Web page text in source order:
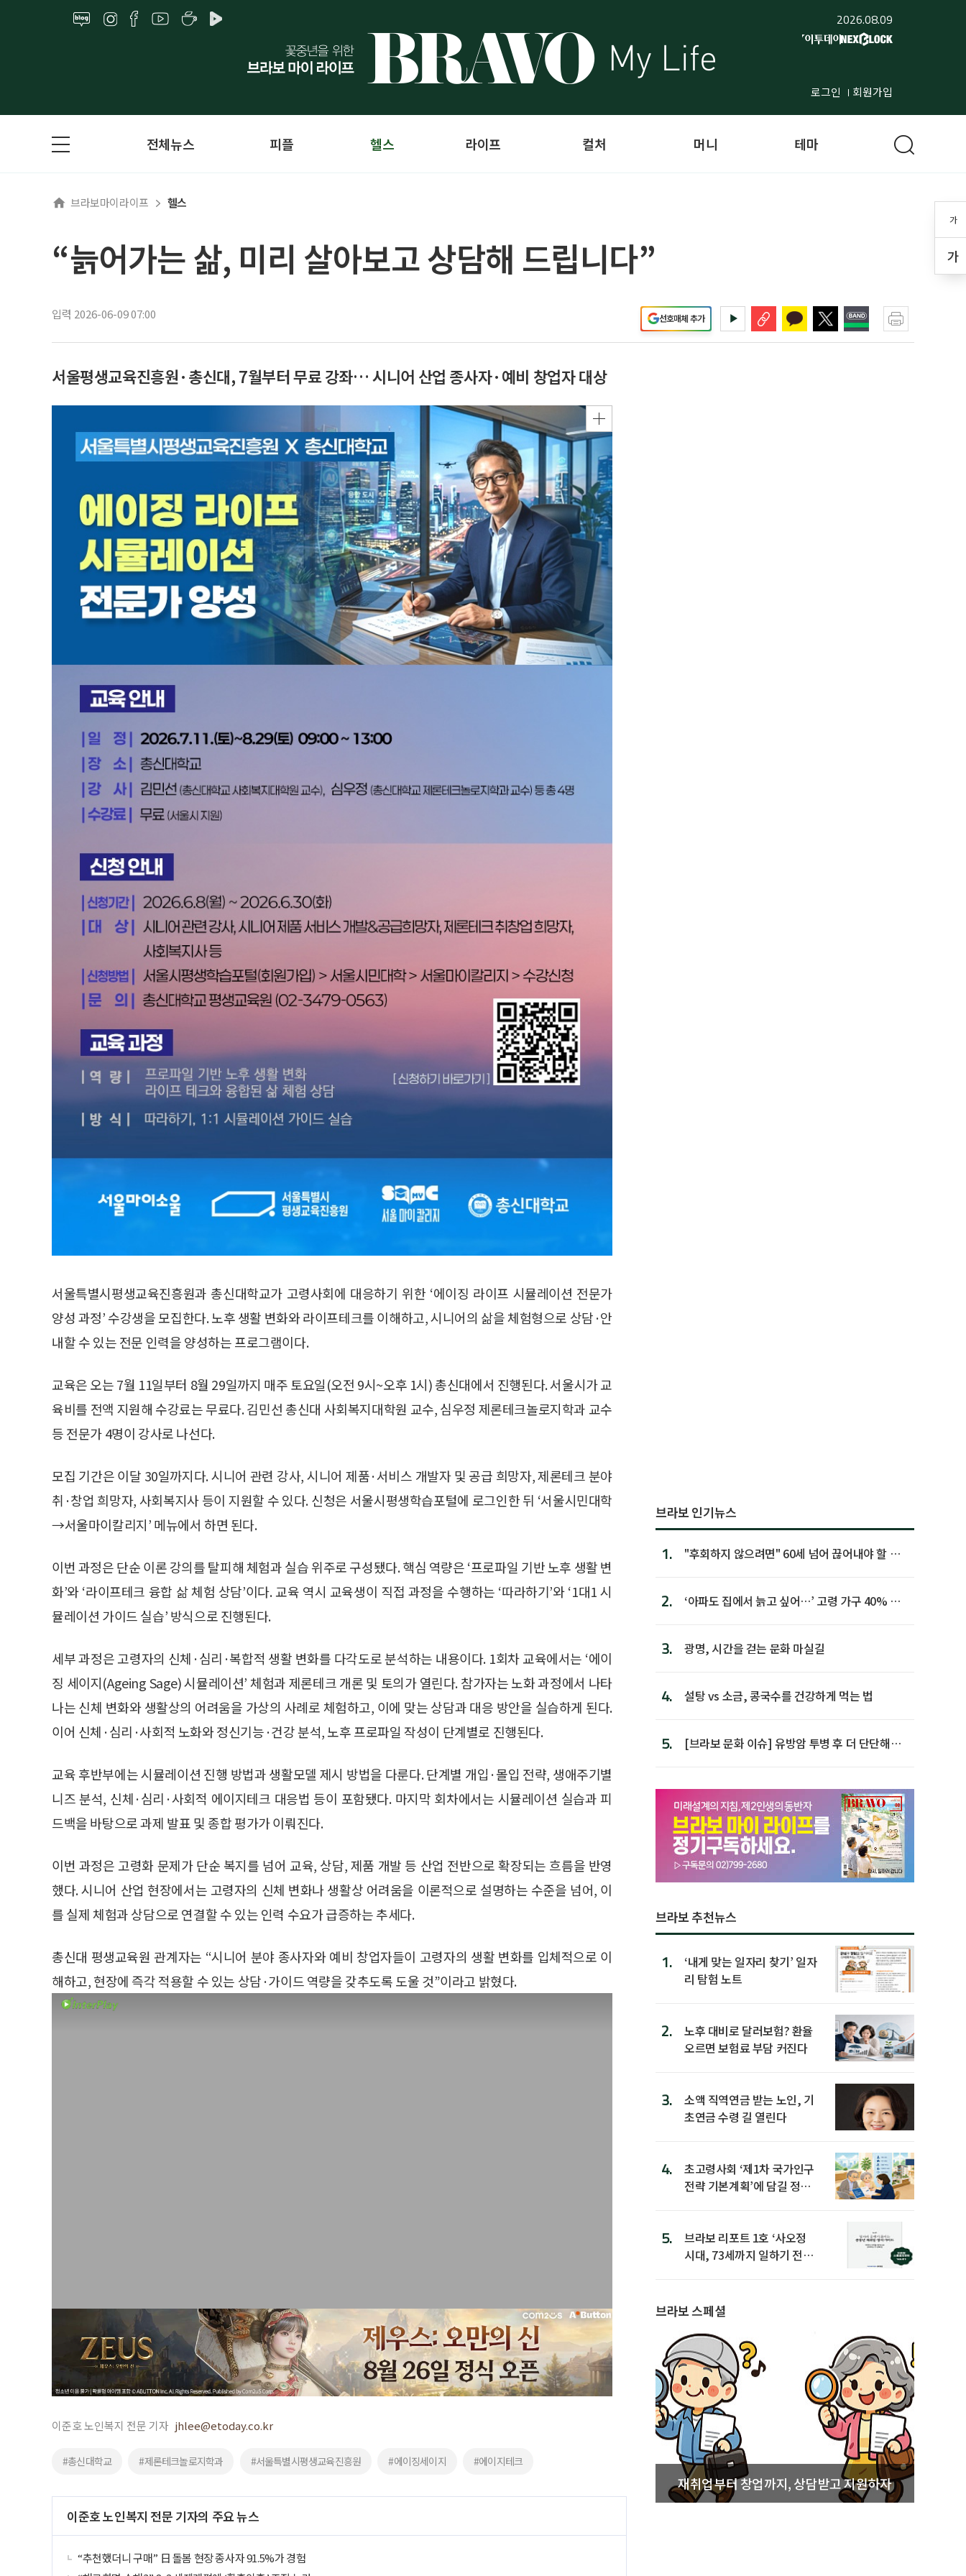
2026.08.09
로그인 회원가입
가
가
전체뉴스 피플 헬스 라이프 컬처 머니 테마
브라보마이라이프 헬스
“늙어가는 삶, 미리 살아보고 상담해 드립니다”
입력 2026-06-09 07:00 선호매체 추가
서울평생교육진흥원·총신대, 7월부터 무료 강좌… 시니어 산업 종사자·예비 창업자 대상
서울특별시평생교육진흥원과 총신대학교가 고령사회에 대응하기 위한 ‘에이징 라이프 시뮬레이션 전문가
양성 과정’ 수강생을 모집한다. 노후 생활 변화와 라이프테크를 이해하고, 시니어의 삶을 체험형으로 상담·안
내할 수 있는 전문 인력을 양성하는 프로그램이다.
교육은 오는 7월 11일부터 8월 29일까지 매주 토요일(오전 9시~오후 1시) 총신대에서 진행된다. 서울시가 교
육비를 전액 지원해 수강료는 무료다. 김민선 총신대 사회복지대학원 교수, 심우정 제론테크놀로지학과 교수
등 전문가 4명이 강사로 나선다.
모집 기간은 이달 30일까지다. 시니어 관련 강사, 시니어 제품·서비스 개발자 및 공급 희망자, 제론테크 분야
취·창업 희망자, 사회복지사 등이 지원할 수 있다. 신청은 서울시평생학습포털에 로그인한 뒤 ‘서울시민대학
→서울마이칼리지’ 메뉴에서 하면 된다.
이번 과정은 단순 이론 강의를 탈피해 체험과 실습 위주로 구성됐다. 핵심 역량은 ‘프로파일 기반 노후 생활 변
화’와 ‘라이프테크 융합 삶 체험 상담’이다. 교육 역시 교육생이 직접 과정을 수행하는 ‘따라하기’와 ‘1대1 시
뮬레이션 가이드 실습’ 방식으로 진행된다.
세부 과정은 고령자의 신체·심리·복합적 생활 변화를 다각도로 분석하는 내용이다. 1회차 교육에서는 ‘에이
징 세이지(Ageing Sage) 시뮬레이션’ 체험과 제론테크 개론 및 토의가 열린다. 참가자는 노화 과정에서 나타
나는 신체 변화와 생활상의 어려움을 가상의 사례로 체험하고, 이에 맞는 상담과 대응 방안을 실습하게 된다.
이어 신체·심리·사회적 노화와 정신기능·건강 분석, 노후 프로파일 작성이 단계별로 진행된다.
교육 후반부에는 시뮬레이션 진행 방법과 생활모델 제시 방법을 다룬다. 단계별 개입·몰입 전략, 생애주기별
니즈 분석, 신체·심리·사회적 에이지테크 대응법 등이 포함됐다. 마지막 회차에서는 시뮬레이션 실습과 피
드백을 바탕으로 과제 발표 및 종합 평가가 이뤄진다.
이번 과정은 고령화 문제가 단순 복지를 넘어 교육, 상담, 제품 개발 등 산업 전반으로 확장되는 흐름을 반영
했다. 시니어 산업 현장에서는 고령자의 신체 변화나 생활상 어려움을 이론적으로 설명하는 수준을 넘어, 이
를 실제 체험과 상담으로 연결할 수 있는 인력 수요가 급증하는 추세다.
총신대 평생교육원 관계자는 “시니어 분야 종사자와 예비 창업자들이 고령자의 생활 변화를 입체적으로 이
해하고, 현장에 즉각 적용할 수 있는 상담·가이드 역량을 갖추도록 도울 것”이라고 밝혔다.
이준호 노인복지 전문 기자 jhlee@etoday.co.kr
#총신대학교 #제론테크놀로지학과 #서울특별시평생교육진흥원 #에이징세이지 #에이지테크
이준호 노인복지 전문 기자의 주요 뉴스
“추천했더니 구매” 日 돌봄 현장 종사자 91.5%가 경험
브라보 인기뉴스
1.
"후회하지 않으려면" 60세 넘어 끊어내야 할 사
2.
‘아파도 집에서 늙고 싶어…’ 고령 가구 40% 노
3. 광명, 시간을 걷는 문화 마실길
4. 설탕 vs 소금, 콩국수를 건강하게 먹는 법
5.
[브라보 문화 이슈] 유방암 투병 후 더 단단해진
브라보 추천뉴스
1.
‘내게 맞는 일자리 찾기’ 일자
리 탐험 노트
2.
노후 대비로 달러보험? 환율
오르면 보험료 부담 커진다
3.
소액 직역연금 받는 노인, 기
초연금 수령 길 열린다
4.
초고령사회 ‘제1차 국가인구
전략 기본계획’에 담길 정책
5.
브라보 리포트 1호 ‘사오정
시대, 73세까지 일하기 전략’
브라보 스페셜
재취업부터 창업까지, 상담받고 지원하자